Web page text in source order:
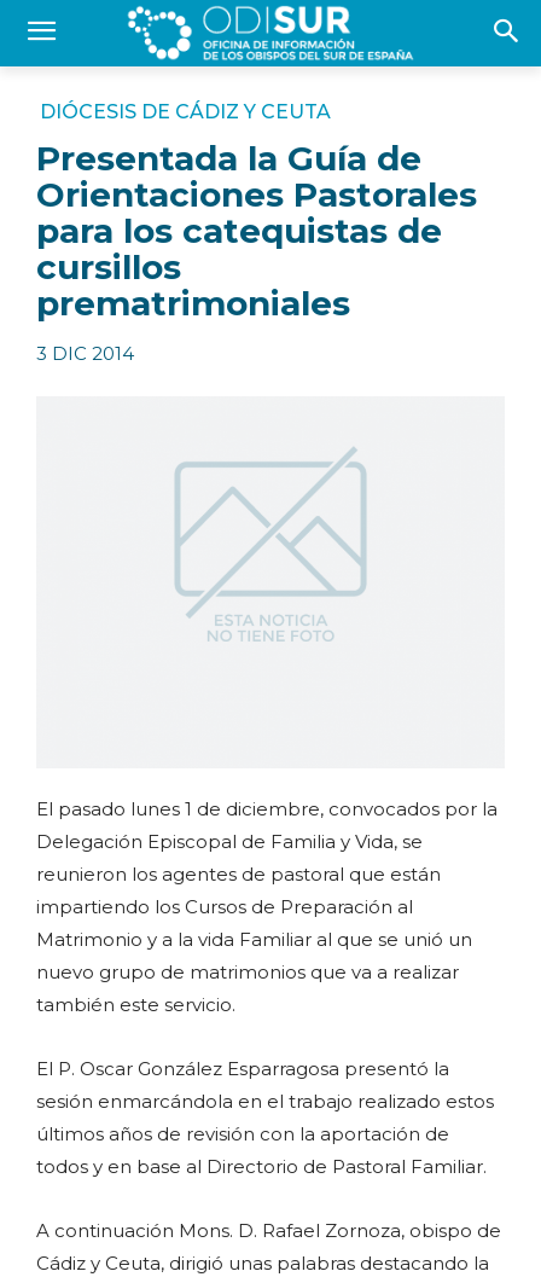
DIÓCESIS DE CÁDIZ Y CEUTA
Presentada la Guía de
Orientaciones Pastorales
para los catequistas de
cursillos
prematrimoniales
3 DIC 2014
El pasado lunes 1 de diciembre, convocados por la
Delegación Episcopal de Familia y Vida, se
reunieron los agentes de pastoral que están
impartiendo los Cursos de Preparación al
Matrimonio y a la vida Familiar al que se unió un
nuevo grupo de matrimonios que va a realizar
también este servicio.
El P. Oscar González Esparragosa presentó la
sesión enmarcándola en el trabajo realizado estos
últimos años de revisión con la aportación de
todos y en base al Directorio de Pastoral Familiar.
A continuación Mons. D. Rafael Zornoza, obispo de
Cádiz y Ceuta, dirigió unas palabras destacando la